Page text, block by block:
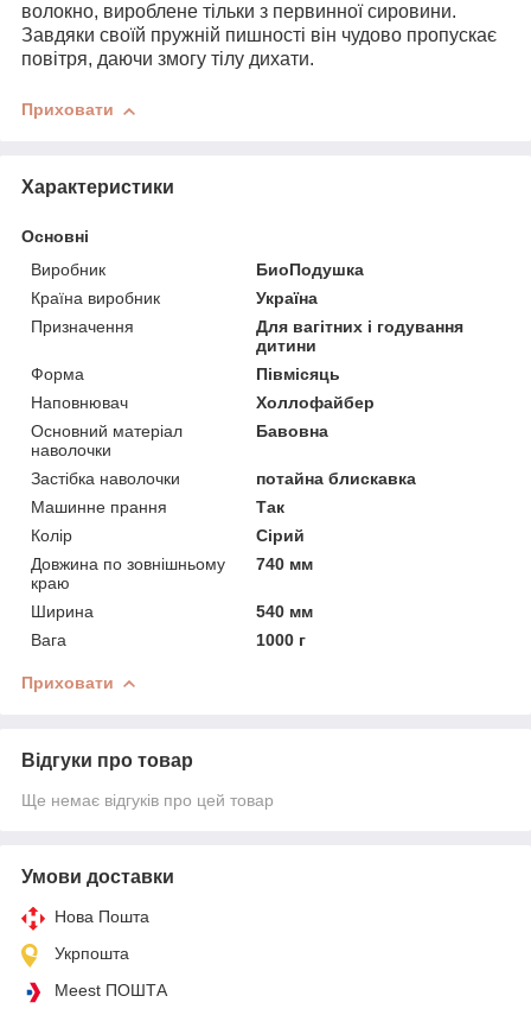
волокно, вироблене тільки з первинної сировини.
Завдяки своїй пружній пишності він чудово пропускає
повітря, даючи змогу тілу дихати.
Приховати
Характеристики
Основні
Виробник
БиоПодушка
Країна виробник
Україна
Призначення
Для вагітних і годування
дитини
Форма
Півмісяць
Наповнювач
Холлофайбер
Основний матеріал
наволочки
Бавовна
Застібка наволочки
потайна блискавка
Машинне прання
Так
Колір
Сірий
Довжина по зовнішньому
краю
740 мм
Ширина
540 мм
Вага
1000 г
Приховати
Відгуки про товар
Ще немає відгуків про цей товар
Умови доставки
Нова Пошта
Укрпошта
Meest ПОШТА